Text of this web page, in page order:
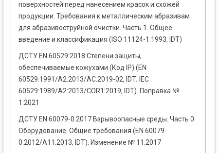
поверхностей перед нанесением красок и схожей
продукции. Требования к металлическим абразивам
для абразивоструйной очистки. Часть 1. Общее
введение и классификация (ISO 11124-1:1993, IDT)
ДСТУ EN 60529:2018 Степени защиты,
обеспечиваемые кожухами (Код ІР) (EN
60529:1991/A2:2013/AC:2019-02, IDT; IEC
60529:1989/A2:2013/COR1:2019, IDT). Поправка №
1:2021
ДСТУ EN 60079-0:2017 Взрывоопасные среды. Часть 0.
Оборудование. Общие требования (EN 60079-
0:2012/A11:2013, IDT). Изменение № 11:2017